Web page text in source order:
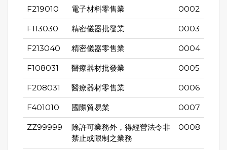
F219010 電子材料零售業 0002
F113030 精密儀器批發業 0003
F213040 精密儀器零售業 0004
F108031 醫療器材批發業 0005
F208031 醫療器材零售業 0006
F401010 國際貿易業 0007
ZZ99999
除許可業務外，得經營法令非
禁止或限制之業務
0008